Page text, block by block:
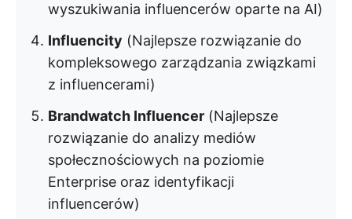
wyszukiwania influencerów oparte na AI)
Influencity (Najlepsze rozwiązanie do
kompleksowego zarządzania związkami
z influencerami)
Brandwatch Influencer (Najlepsze
rozwiązanie do analizy mediów
społecznościowych na poziomie
Enterprise oraz identyfikacji
influencerów)